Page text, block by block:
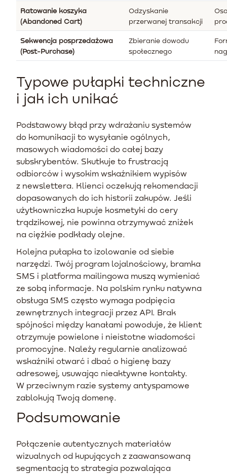
Ratowanie koszyka
(Abandoned Cart)
Odzyskanie
przerwanej transakcji
Sekwencja posprzedażowa
(Post-Purchase)
Zbieranie dowodu
społecznego
Typowe pułapki techniczne
i jak ich unikać
Podstawowy błąd przy wdrażaniu systemów
do komunikacji to wysyłanie ogólnych,
masowych wiadomości do całej bazy
subskrybentów. Skutkuje to frustracją
odbiorców i wysokim wskaźnikiem wypisów
z newslettera. Klienci oczekują rekomendacji
dopasowanych do ich historii zakupów. Jeśli
użytkowniczka kupuje kosmetyki do cery
trądzikowej, nie powinna otrzymywać zniżek
na ciężkie podkłady olejne.
Kolejna pułapka to izolowanie od siebie
narzędzi. Twój program lojalnościowy, bramka
SMS i platforma mailingowa muszą wymieniać
ze sobą informacje. Na polskim rynku natywna
obsługa SMS często wymaga podpięcia
zewnętrznych integracji przez API. Brak
spójności między kanałami powoduje, że klient
otrzymuje powielone i nieistotne wiadomości
promocyjne. Należy regularnie analizować
wskaźniki otwarć i dbać o higienę bazy
adresowej, usuwając nieaktywne kontakty.
W przeciwnym razie systemy antyspamowe
zablokują Twoją domenę.
Podsumowanie
Połączenie autentycznych materiałów
wizualnych od kupujących z zaawansowaną
segmentacją to strategia pozwalająca